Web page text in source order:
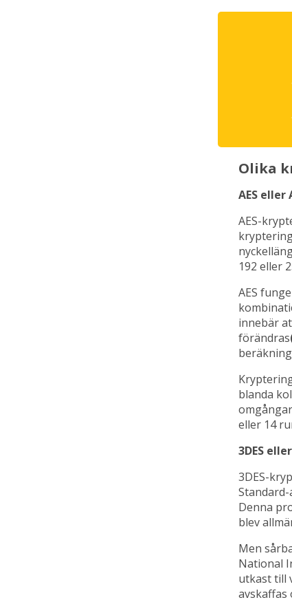
Olika
AES
AES-
192 eller
AES
innebär
förändras
blanda
eller 14
3DES
3DES-
Denna
blev
Men
National
utkast till
avskaffas